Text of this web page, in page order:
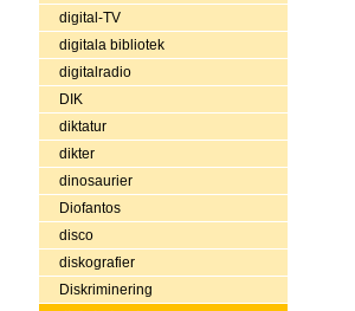
digital-TV
digitala bibliotek
digitalradio
DIK
diktatur
dikter
dinosaurier
Diofantos
disco
diskografier
Diskriminering